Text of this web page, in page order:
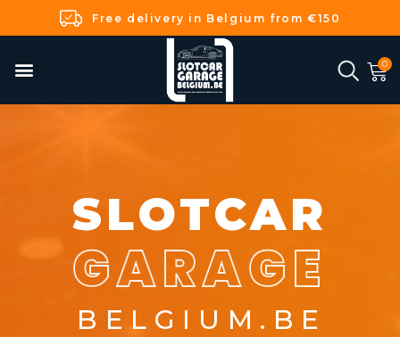
Free delivery in Belgium from €150
SLOTCAR
GARAGE
BELGIUM.BE